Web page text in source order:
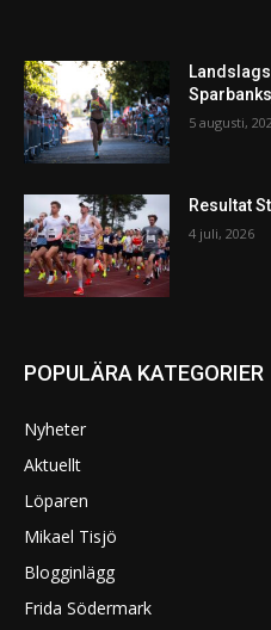
5 augusti,
Resultat
4 juli, 2026
POPULÄRA KATEGORIER
Nyheter
Aktuellt
Löparen
Mikael Tisjö
Blogginlägg
Frida Södermark